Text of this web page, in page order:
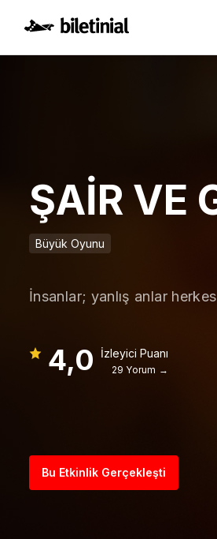
ŞAİR VE
Büyük Oyunu
İnsanlar; yanlış anlar
4,0 İzleyici Puanı
29 Yorum →
Bu Etkinlik Gerçekleşti